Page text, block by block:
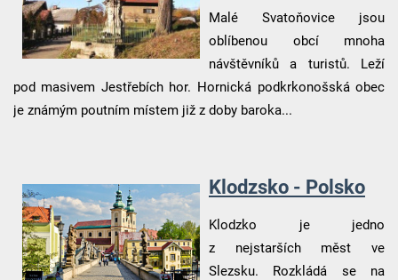
Malé Svatoňovice jsou
oblíbenou obcí mnoha
návštěvníků a turistů. Leží
pod masivem Jestřebích hor. Hornická podkrkonošská obec
je známým poutním místem již z doby baroka...
Klodzsko - Polsko
Klodzko je jedno
z nejstarších měst ve
Slezsku. Rozkládá se na